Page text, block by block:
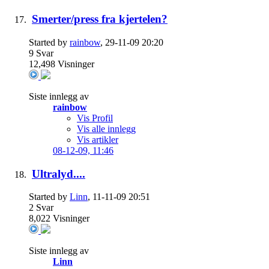
Smerter/press fra kjertelen?
Started by rainbow, 29-11-09 20:20
9 Svar
12,498 Visninger
Siste innlegg av
rainbow
Vis Profil
Vis alle innlegg
Vis artikler
08-12-09, 11:46
Ultralyd....
Started by Linn, 11-11-09 20:51
2 Svar
8,022 Visninger
Siste innlegg av
Linn